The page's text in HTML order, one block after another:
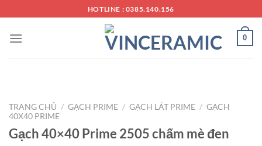
đến
nội
HOTLINE : 0385.140.156
0
TRANG CHỦ / GẠCH PRIME / GẠCH LÁT PRIME / GẠCH
40X40 PRIME
Gạch 40×40 Prime 2505 chấm mè đen